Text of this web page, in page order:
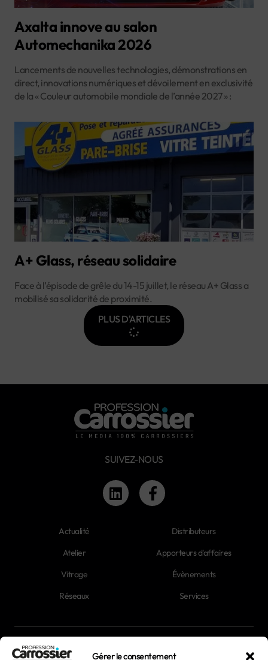
Gérer le consentement
Axalta innove au salon
Automechanika 2026
Lancements de nouvelles technologies, démonstrations en
direct, innovations numériques et dévoilement en exclusivité
de la « Couleur automobile mondiale de l’année 2027 » :
A+ Glass, réseau solidaire
Face à l’épisode de grêle du 14-15 juillet, le réseau A+ Glass a
mobilisé sa solidarité de proximité.
PLUS D'ARTICLES
SUIVEZ-NOUS
Actualité
Atelier
Vitrage
Réseaux
Distributeurs
Apporteurs d'affaires
Évènements
Services